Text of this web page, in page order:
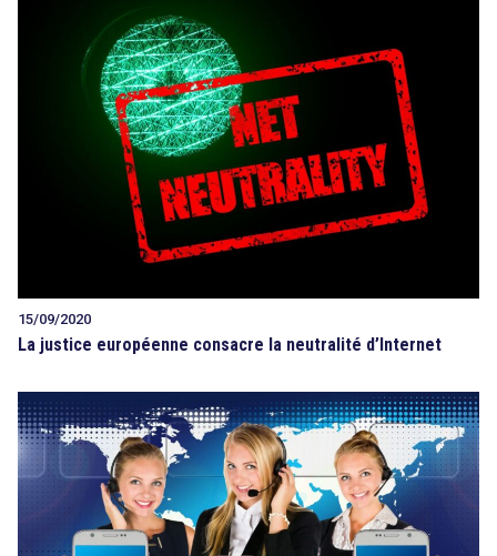
15/09/2020
La justice européenne consacre la neutralité d’Internet